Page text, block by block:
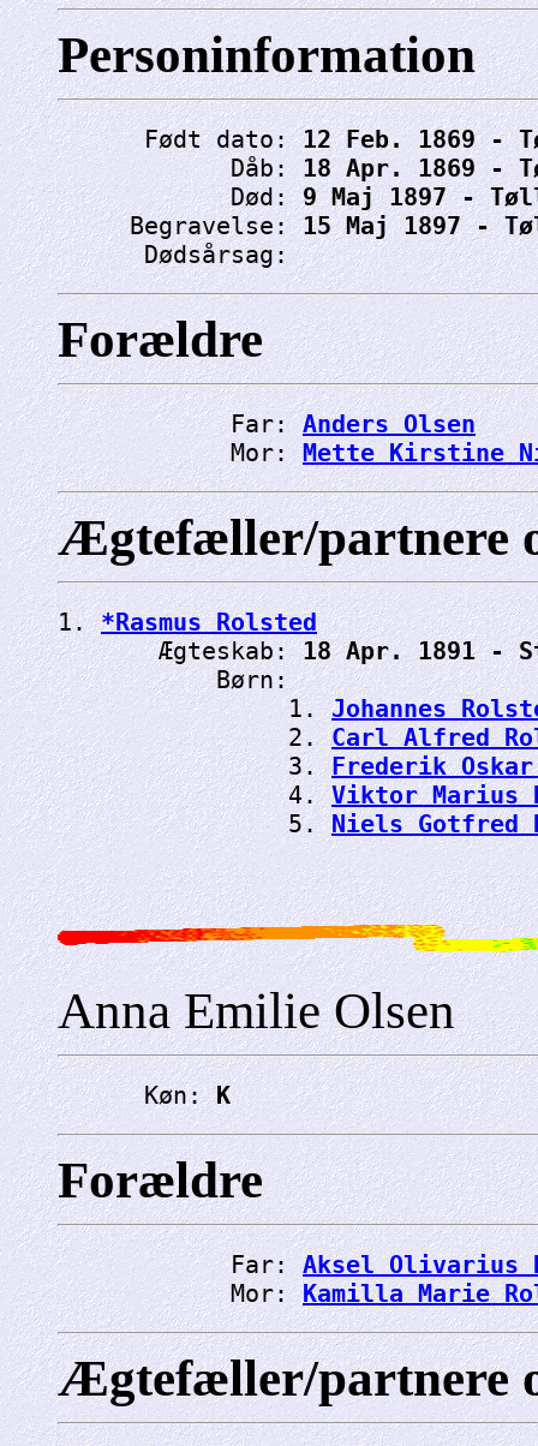
Personinformation
      Født dato:
12 Feb. 1869 -
            Dåb:
18 Apr. 1869 -
            Død:
9 Maj 1897 -
     Begravelse:
15 Maj 1897 -
      Dødsårsag:
Forældre
            Far:
Anders Olsen
            Mor:
Mette Kirstine
Ægtefæller/partnere
1. *Rasmus Rolsted
       Ægteskab:
18 Apr. 1891 -
           Børn:
                1.
Johannes
                2.
Carl Alfred
                3.
Frederik
                4.
Viktor Marius
                5.
Niels Gotfred
Anna Emilie Olsen
      Køn:
K
Forældre
            Far:
Aksel Olivarius
            Mor:
Kamilla Marie
Ægtefæller/partnere